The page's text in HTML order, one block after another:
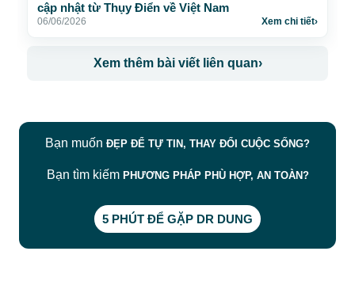
cập nhật từ Thụy Điển về Việt Nam
06/06/2026 Xem chi tiết›
Xem thêm bài viết liên quan›
Bạn muốn ĐẸP ĐỂ TỰ TIN, THAY ĐỔI CUỘC SỐNG?
Bạn tìm kiếm PHƯƠNG PHÁP PHÙ HỢP, AN TOÀN?
5 PHÚT ĐỂ GẶP DR DUNG